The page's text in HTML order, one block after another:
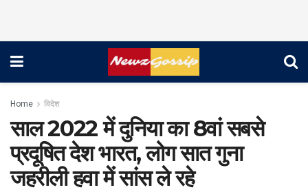
Home विदेश
साल 2022 में दुनिया का 8वां सबसे
प्रदूषित देश भारत, लोग सात गुना
जहरीली हवा में सांस ले रहे